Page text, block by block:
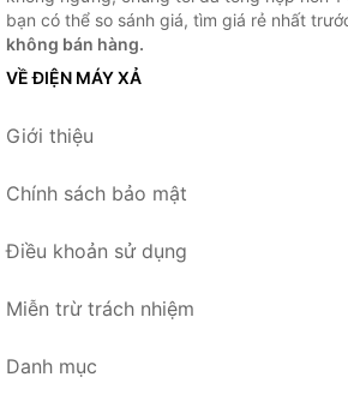
bạn có thể so sánh giá, tìm giá rẻ nhất
không bán hàng.
VỀ ĐIỆN MÁY XẢ
Giới thiệu
Chính sách bảo mật
Điều khoản sử dụng
Miễn trừ trách nhiệm
Danh mục